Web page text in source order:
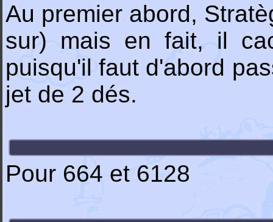
Au premier abord,
sur) mais en fait, il
puisqu'il faut d'abord
jet de 2 dés.
Pour 664 et 6128